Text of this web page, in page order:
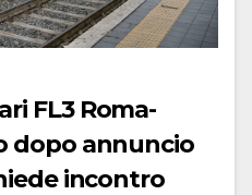
FL3 Roma-
dopo annuncio
incontro